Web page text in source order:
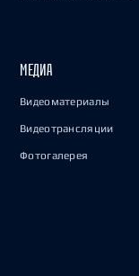
МЕДИА
Видеоматериалы
Видеотрансляции
Фотогалерея